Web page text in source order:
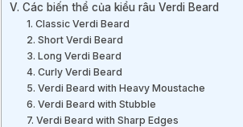
V. Các biến thể của kiểu râu Verdi Beard
1. Classic Verdi Beard
2. Short Verdi Beard
3. Long Verdi Beard
4. Curly Verdi Beard
5. Verdi Beard with Heavy Moustache
6. Verdi Beard with Stubble
7. Verdi Beard with Sharp Edges